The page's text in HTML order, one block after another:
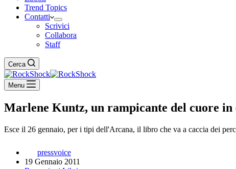
Trend Topics
Contatti
Scrivici
Collabora
Staff
Cerca
Menu
Marlene Kuntz, un rampicante del cuore
Esce il 26 gennaio, per i tipi dell'Arcana, il libro che va a caccia dei
pressvoice
19 Gennaio 2011